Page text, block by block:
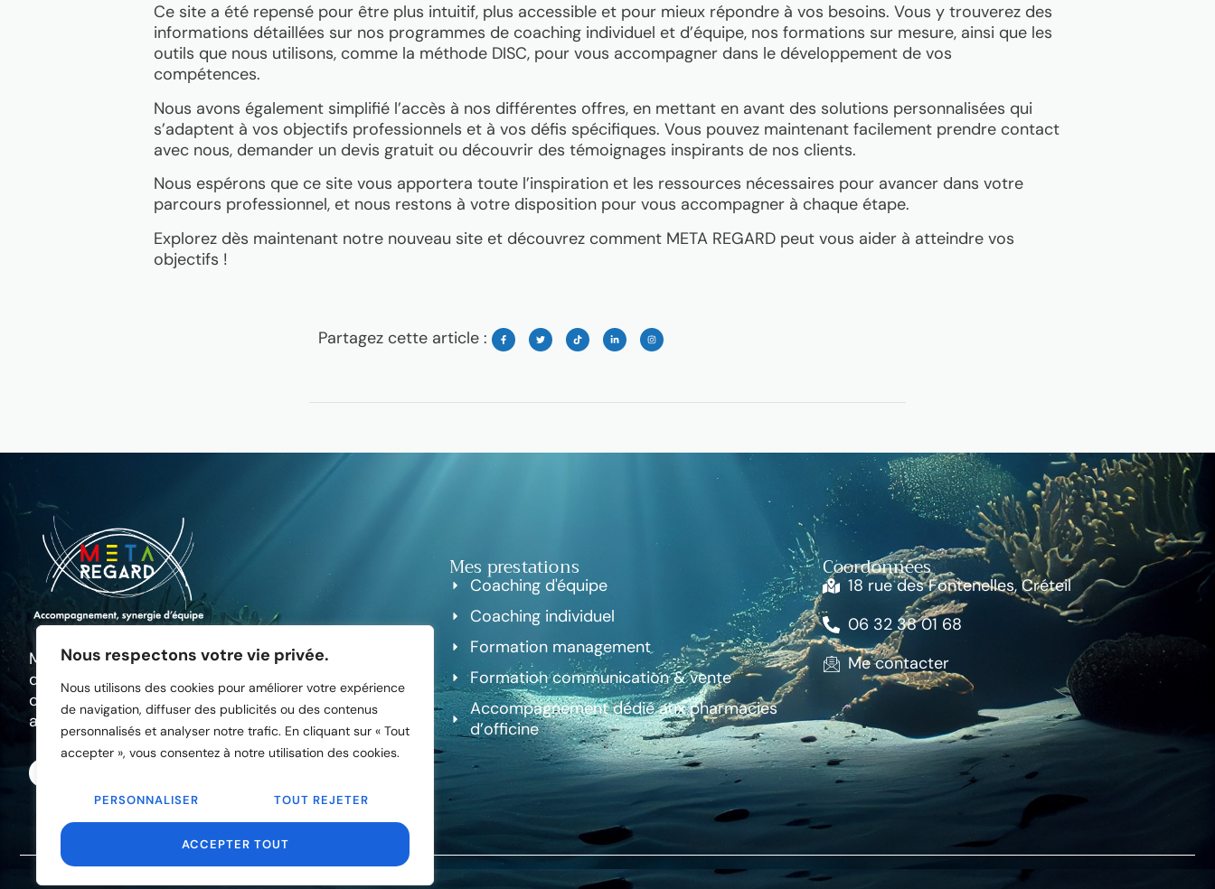
Nous respectons votre vie privée.
Nous utilisons des cookies pour améliorer votre expérience
de navigation, diffuser des publicités ou des contenus
personnalisés et analyser notre trafic. En cliquant sur « Tout
accepter », vous consentez à notre utilisation des cookies.
PERSONNALISER TOUT REJETER
ACCEPTER TOUT
Ce site a été repensé pour être plus intuitif, plus accessible et pour mieux répondre à vos besoins. Vous y trouverez des
informations détaillées sur nos programmes de coaching individuel et d’équipe, nos formations sur mesure, ainsi que les
outils que nous utilisons, comme la méthode DISC, pour vous accompagner dans le développement de vos
compétences.
Nous avons également simplifié l’accès à nos différentes offres, en mettant en avant des solutions personnalisées qui
s’adaptent à vos objectifs professionnels et à vos défis spécifiques. Vous pouvez maintenant facilement prendre contact
avec nous, demander un devis gratuit ou découvrir des témoignages inspirants de nos clients.
Nous espérons que ce site vous apportera toute l’inspiration et les ressources nécessaires pour avancer dans votre
parcours professionnel, et nous restons à votre disposition pour vous accompagner à chaque étape.
Explorez dès maintenant notre nouveau site et découvrez comment META REGARD peut vous aider à atteindre vos
objectifs !
Partagez cette article :
META REGARD – Votre partenaire pour le
développement des compétences et le
coaching professionnel, sur mesure et
adapté à vos besoins.
Mes prestations
Coaching d'équipe
Coaching individuel
Formation management
Formation communication & vente
Accompagnement dédié aux pharmacies
d’officine
Coordonnées
18 rue des Fontenelles, Créteil
06 32 38 01 68
Me contacter